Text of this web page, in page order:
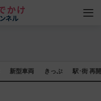
新型車両 きっぷ 駅･街 再